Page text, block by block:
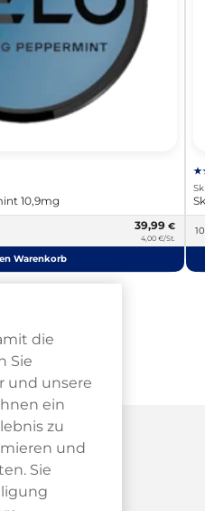
10,9mg
39,99 €
4,00 €/St.
Warenkorb
die
Sie
und unsere
ein
zu
und
Sie